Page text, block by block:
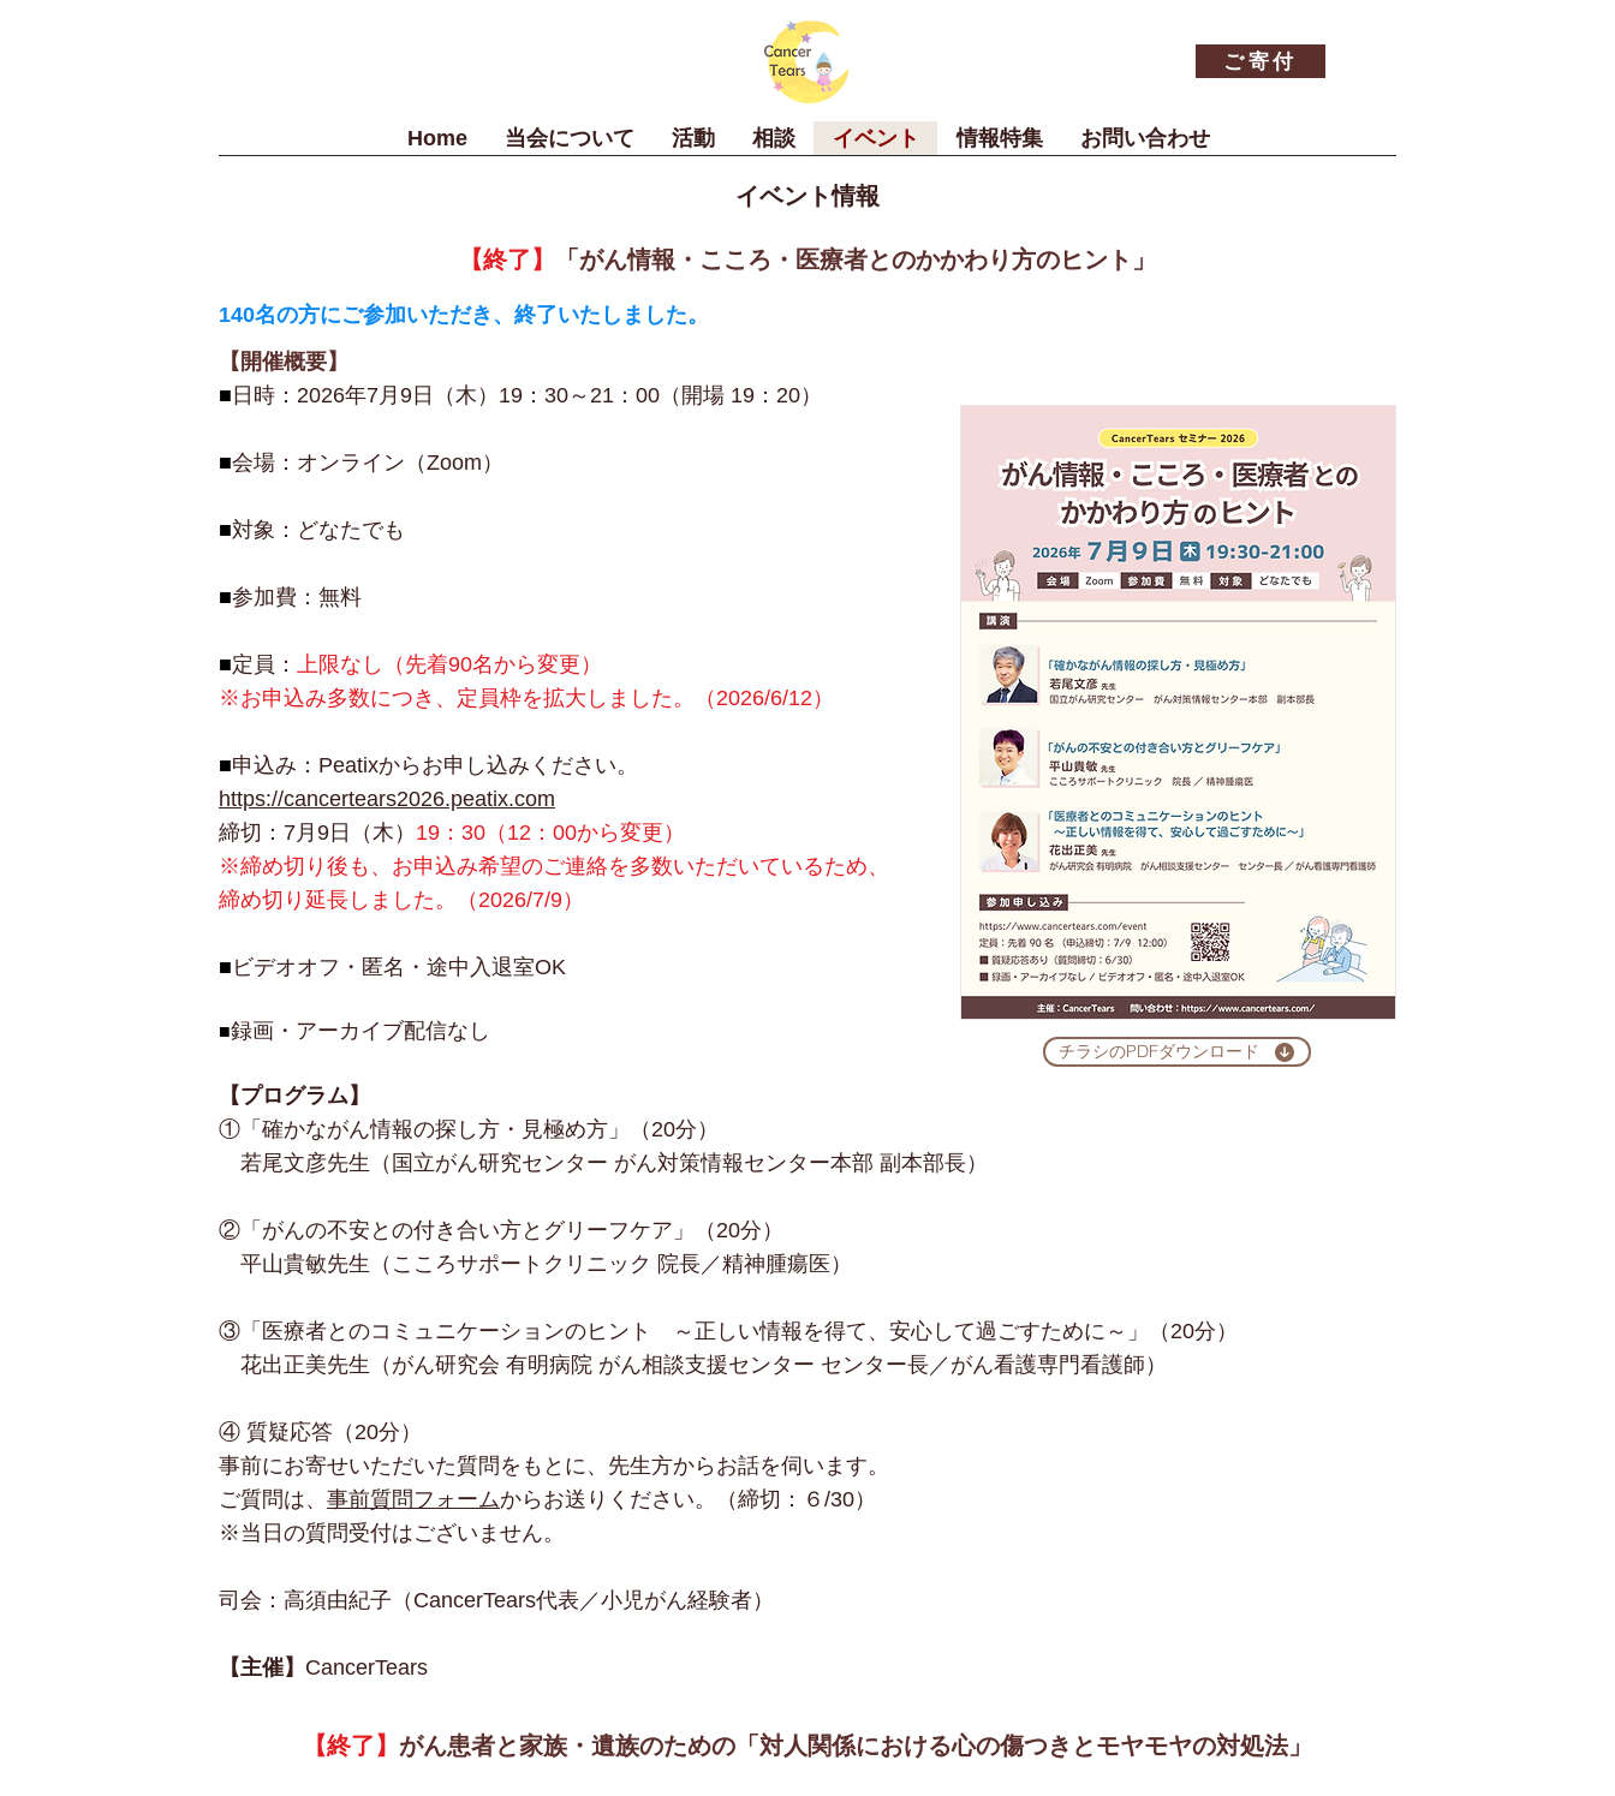
ご寄付
Home 当会について 活動 相談 イベント 情報特集 お問い合わせ
イベント情報
【終了】 「がん情報・こころ・医療者とのかかわり方のヒント」
140名の方にご参加いただき、終了いたしました。
【開催概要】
■ 日時：2026年7月9日（木）19：30～21：00（開場 19：20）
■会場：オンライン（Zoom）
■対象：どなたでも
■参加費：無料
■定員： 上限なし（先着90名から変更）
※お申込み多数につき、定員枠を拡大しました。（2026/6/12）
■申込み：Peatixからお申し込みください。
https://cancertears2026.peatix.com
締切：7月9日（木） 19：30（12：00から変更）
※締め切り後も、お申込み希望のご連絡を多数いただいているため、
締め切り延長しました。（2026/7/9）
■ ビデオオフ・匿名・途中入退室OK
■録画・アーカイブ配信なし
【プログラム】
①「確かながん情報の探し方・見極め方」
（20分）
若尾文彦先生（国立がん研究センター がん対策情報センター本部 副本部長）
②「がんの不安との付き合い方とグリーフケア」
（20分）
平山貴敏先生（こころサポートクリニック 院長／精神腫瘍医）
③「医療者とのコミュニケーションのヒント ～正しい情報を得て、安心して過ごすために～」
（20分）
花出正美先生（がん研究会 有明病院 がん相談支援センター センター長／がん看護専門看護師）
④ 質疑応答 （20分）
事前にお寄せいただいた質問をもとに、先生方からお話を伺います。
ご質問は、 事前質問フォームからお送りください。
（締切：６/30）
※当日の質問受付はございません。
司会：高須由紀子（CancerTears代表／小児がん経験者）
【主催】 CancerTears
チラシのPDFダウンロード
【終了】 がん患者と家族・遺族のための「対人関係における心の傷つきとモヤモヤの対処法」